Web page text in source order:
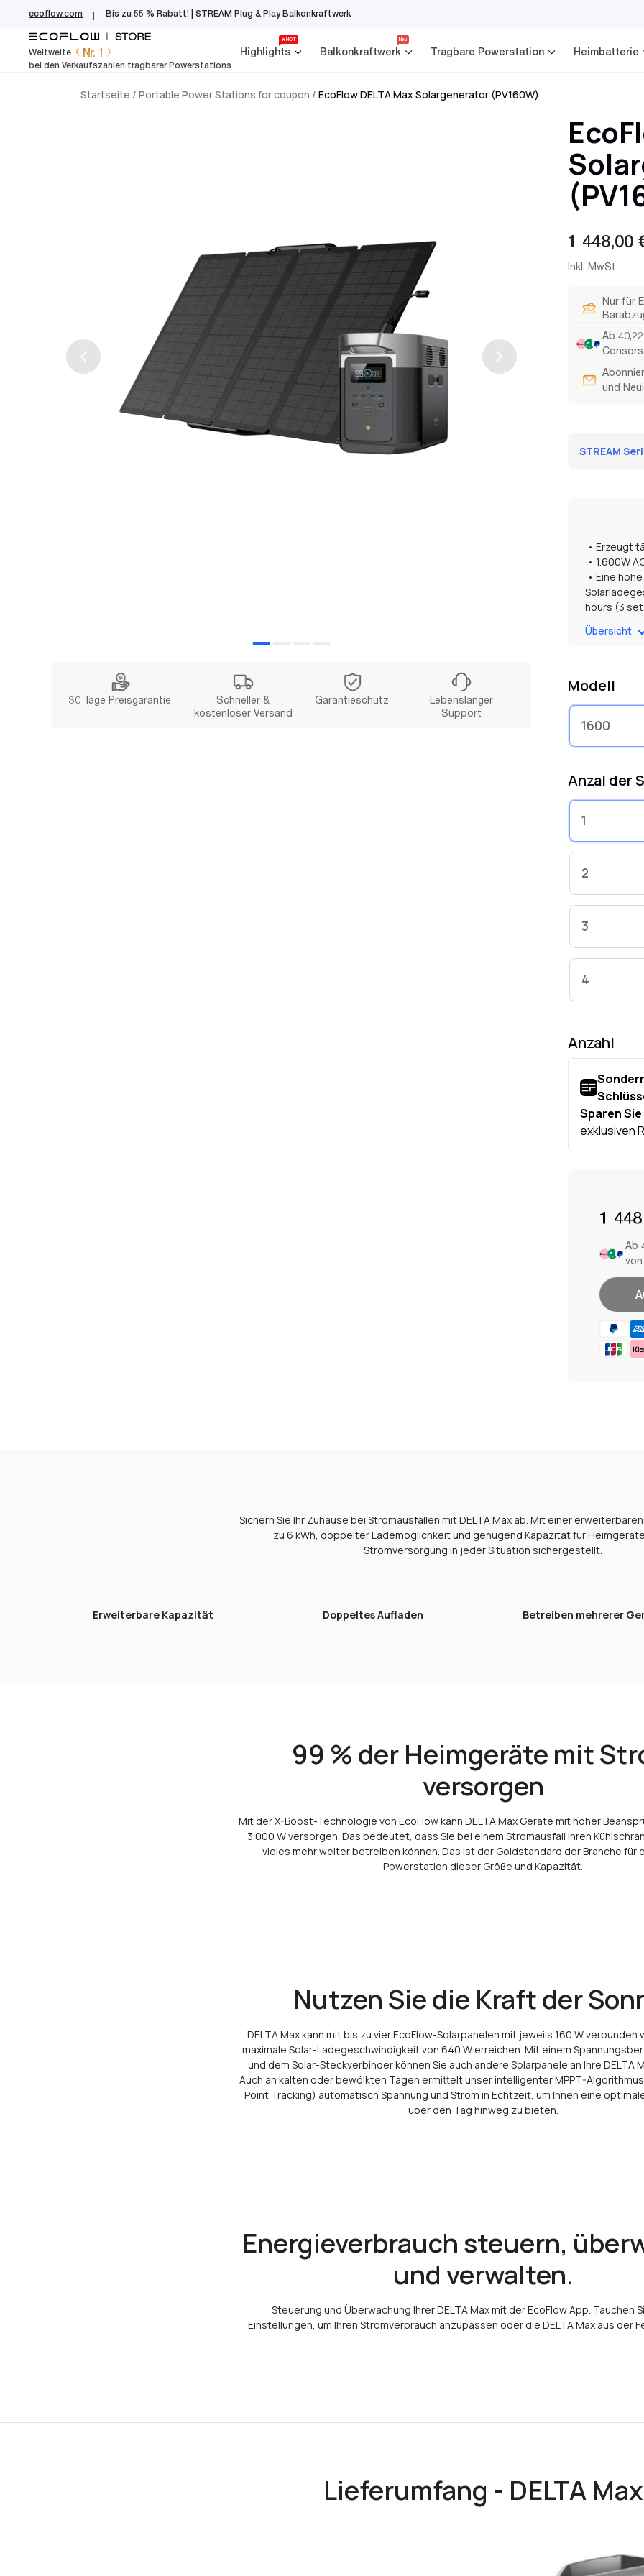
EcoFlow Germany
springen
ecoflow.com Bis zu 55 % Rabatt! | STREAM Plug & Play Balkonkraftwerk
Weltweite Nr. 1
bei den Verkaufszahlen tragbarer Powerstations
Highlights
🔥HOT
Balkonkraftwerk
Neu
Tragbare Powerstation Heimbatterie
Startseite / Portable Power Stations for coupon / EcoFlow DELTA Max Solargenerator (PV160W)
30 Tage Preisgarantie
Schneller &
kostenloser Versand
Garantieschutz
Lebenslanger
Support
Preis
1 448,00
Inkl. MwSt.
Nur für
Ab
Consors
und
STREAM
• Erzeugt
• 1.600W
• Eine
hours (3
• Wasser-
•
Übersicht
Modell
1600
Anzal der
1
2
3
4
Anzahl
1
Ab
Sichern Sie Ihr Zuhause bei Stromausfällen mit DELTA Max ab. Mit einer
zu 6 kWh, doppelter Lademöglichkeit und genügend Kapazität für
Stromversorgung in jeder Situation sichergestellt.
Erweiterbare Kapazität Doppeltes Aufladen Betreiben mehrerer
99 % der Heimgeräte mit
versorgen
Mit der X-Boost-Technologie von EcoFlow kann DELTA Max Geräte mit hoher
3.000 W versorgen. Das bedeutet, dass Sie bei einem Stromausfall Ihren
vieles mehr weiter betreiben können. Das ist der Goldstandard der Branche für
Powerstation dieser Größe und Kapazität.
Nutzen Sie die Kraft der
DELTA Max kann mit bis zu vier EcoFlow-Solarpanelen mit jeweils 160 W verbunden
maximale Solar-Ladegeschwindigkeit von 640 W erreichen. Mit einem
und dem Solar-Steckverbinder können Sie auch andere Solarpanele an Ihre DELTA
Auch an kalten oder bewölkten Tagen ermittelt unser intelligenter MPPT-
Point Tracking) automatisch Spannung und Strom in Echtzeit, um Ihnen eine
über den Tag hinweg zu bieten.
Energieverbrauch steuern,
und verwalten.
Steuerung und Überwachung Ihrer DELTA Max mit der EcoFlow App. Tauchen
Einstellungen, um Ihren Stromverbrauch anzupassen oder die DELTA Max aus der
Lieferumfang - DELTA Max